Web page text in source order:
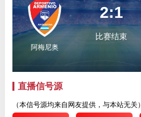
阿梅尼奥
2:1
比赛结束
直播信号源
（本信号源均来自网友提供，与本站无关）